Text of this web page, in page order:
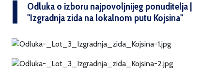
Odluka o izboru najpovoljnijeg ponuditelja |
''Izgradnja zida na lokalnom putu Kojsina''